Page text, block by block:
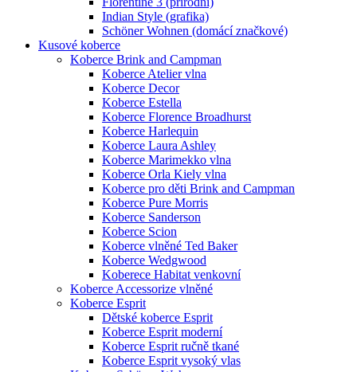
Indian Style (grafika)
Schöner Wohnen (domácí značkové)
Kusové koberce
Koberce Brink and Campman
Koberce Atelier vlna
Koberce Decor
Koberce Estella
Koberce Florence Broadhurst
Koberce Harlequin
Koberce Laura Ashley
Koberce Marimekko vlna
Koberce Orla Kiely vlna
Koberce pro děti Brink and Campman
Koberce Pure Morris
Koberce Sanderson
Koberce Scion
Koberce vlněné Ted Baker
Koberce Wedgwood
Koberece Habitat venkovní
Koberce Accessorize vlněné
Koberce Esprit
Dětské koberce Esprit
Koberce Esprit moderní
Koberce Esprit ručně tkané
Koberce Esprit vysoký vlas